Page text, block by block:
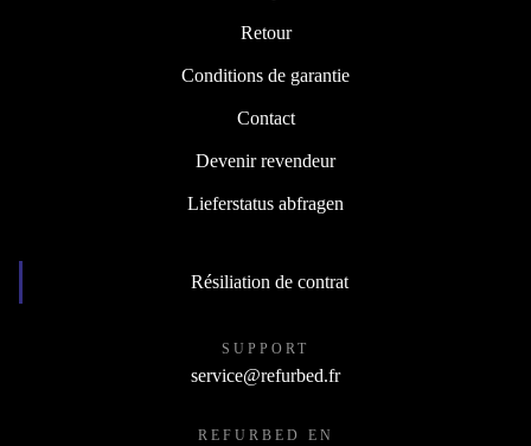
Retour
Conditions de garantie
Contact
Devenir revendeur
Lieferstatus abfragen
Résiliation de contrat
SUPPORT
service@refurbed.fr
REFURBED EN